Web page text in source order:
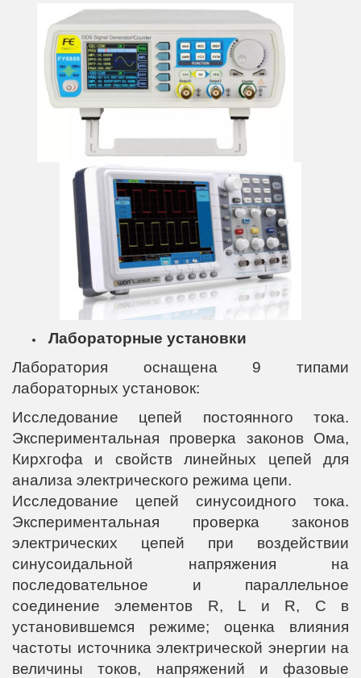
Лабораторные установки
Лаборатория оснащена 9 типами
лабораторных установок:
Исследование цепей постоянного тока.
Экспериментальная проверка законов Ома,
Кирхгофа и свойств линейных цепей для
анализа электрического режима цепи.
Исследование цепей синусоидного тока.
Экспериментальная проверка законов
электрических цепей при воздействии
синусоидальной напряжения на
последовательное и параллельное
соединение элементов R, L и R, C в
установившемся режиме; оценка влияния
частоты источника электрической энергии на
величины токов, напряжений и фазовые